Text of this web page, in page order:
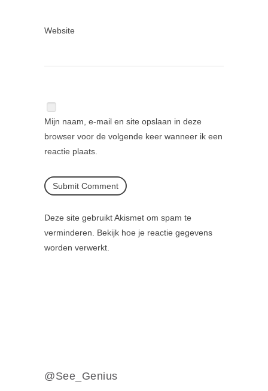
Website
Mijn naam, e-mail en site opslaan in deze
browser voor de volgende keer wanneer ik een
reactie plaats.
Deze site gebruikt Akismet om spam te
verminderen. Bekijk hoe je reactie gegevens
worden verwerkt
@See_Genius